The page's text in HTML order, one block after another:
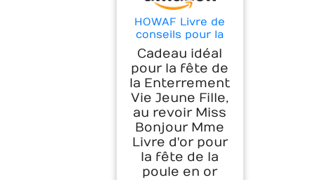
HOWAF Livre de
conseils pour la
mariée, Goodbye
Miss Hello Mrs
EVJF Livre d'or
Cadeau souvenir
de fête de
Enterrement Vie
Jeune Fille,
comprend un
stylo, or rose
Cadeau idéal
pour la fête de
la Enterrement
Vie Jeune Fille,
au revoir Miss
Bonjour Mme
Livre d'or pour
la fête de la
poule en or